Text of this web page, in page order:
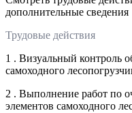
дополнительные сведения
Трудовые действия
1 . Визуальный контроль
самоходного
2 . Выполнение работ по
элементов самоходного